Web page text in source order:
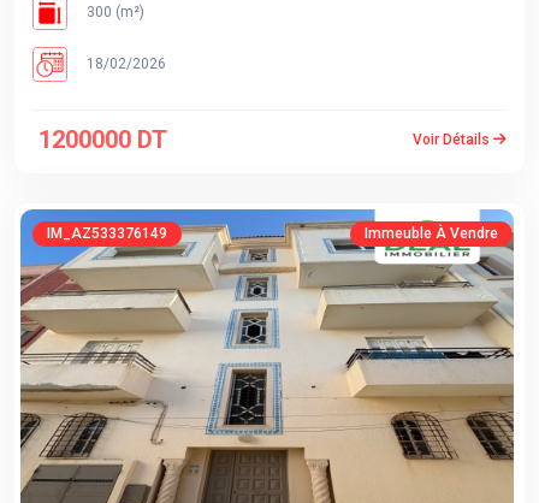
300 (m²)
18/02/2026
1200000 DT Voir Détails
IM_AZ533376149 Immeuble À Vendre